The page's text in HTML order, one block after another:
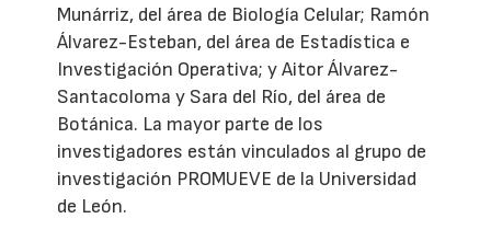
Munárriz, del área de Biología Celular; Ramón
Álvarez-Esteban, del área de Estadística e
Investigación Operativa; y Aitor Álvarez-
Santacoloma y Sara del Río, del área de
Botánica. La mayor parte de los
investigadores están vinculados al grupo de
investigación PROMUEVE de la Universidad
de León.